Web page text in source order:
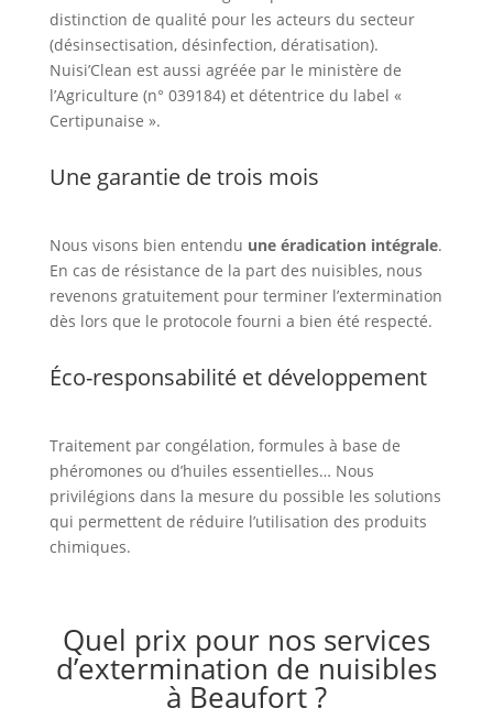
distinction de qualité pour les acteurs du secteur
(désinsectisation, désinfection, dératisation).
Nuisi’Clean est aussi agréée par le ministère de
l’Agriculture (n° 039184) et détentrice du label «
Certipunaise ».
Une garantie de trois mois
Nous visons bien entendu une éradication intégrale.
En cas de résistance de la part des nuisibles, nous
revenons gratuitement pour terminer l’extermination
dès lors que le protocole fourni a bien été respecté.
Éco-responsabilité et développement
Traitement par congélation, formules à base de
phéromones ou d’huiles essentielles… Nous
privilégions dans la mesure du possible les solutions
qui permettent de réduire l’utilisation des produits
chimiques.
Quel prix pour nos services
d’extermination de nuisibles
à Beaufort ?